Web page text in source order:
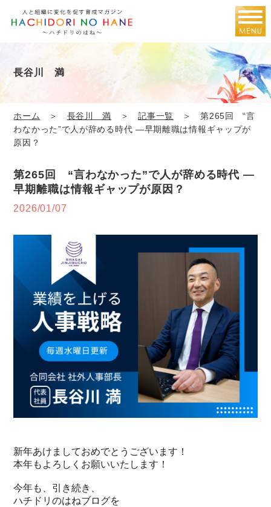
長谷川 満
ホーム ＞ 長谷川 満 ＞記事一覧 ＞ 第265回 “言
わなかった”で人が辞める時代 ―早期離職は情報ギャップが
原因？
第265回 “言わなかった”で人が辞める時代 ―
早期離職は情報ギャップが原因？
2026/01/07
新年あけましておめでとうございます！
本年もよろしくお願いいたします！
今年も、引き続き、
ハチドリのはねブログを